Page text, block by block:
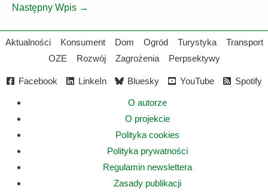
Następny Wpis →
Aktualności Konsument Dom Ogród Turystyka
Transport
OZE
Rozwój Zagrożenia Perpsektywy
Facebook LinkeIn Bluesky YouTube Spotify
O autorze
O projekcie
Polityka cookies
Polityka prywatności
Regulamin newslettera
Zasady publikacji